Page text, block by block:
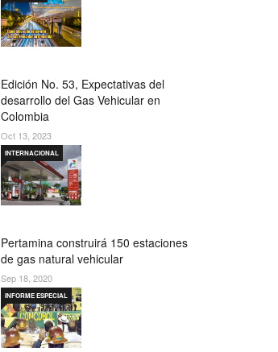
Edición No. 53, Expectativas del
desarrollo del Gas Vehicular en
Colombia
Oct 13, 2023
Pertamina construirá 150 estaciones
de gas natural vehicular
INTERNACIONAL
Sep 18, 2020
INFORME ESPECIAL